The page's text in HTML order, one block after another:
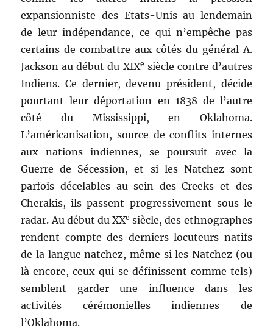
expansionniste des Etats-Unis au lendemain
de leur indépendance, ce qui n’empêche pas
certains de combattre aux côtés du général A.
Jackson au début du XIXe siècle contre d’autres
Indiens. Ce dernier, devenu président, décide
pourtant leur déportation en 1838 de l’autre
côté du Mississippi, en Oklahoma.
L’américanisation, source de conflits internes
aux nations indiennes, se poursuit avec la
Guerre de Sécession, et si les Natchez sont
parfois décelables au sein des Creeks et des
Cherakis, ils passent progressivement sous le
radar. Au début du XXe siècle, des ethnographes
rendent compte des derniers locuteurs natifs
de la langue natchez, même si les Natchez (ou
là encore, ceux qui se définissent comme tels)
semblent garder une influence dans les
activités cérémonielles indiennes de
l’Oklahoma.